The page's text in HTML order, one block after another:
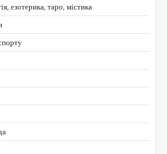
езотерика, таро, містика